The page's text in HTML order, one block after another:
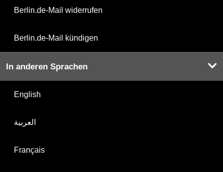
Berlin.de-Mail widerrufen
Berlin.de-Mail kündigen
In anderen Sprachen
English
العربية
Français